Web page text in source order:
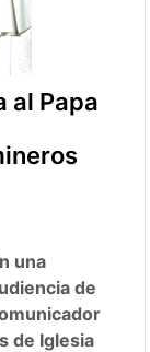
al Papa
una
de
de Iglesia